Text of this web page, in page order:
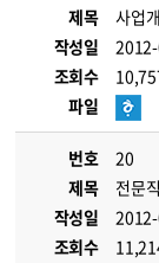
제목
사업
작성일
조회수
파일
번호
20
제목
전문
작성일
조회수